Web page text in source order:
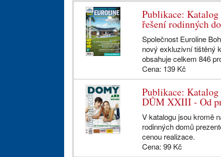
Publikace:
řešení rodinných
Společnost Euroline
nový exkluzivní tištěný
obsahuje celkem 846
Cena: 139 Kč
Publikace:
DŮM XXIII - Od
V katalogu jsou kromě
rodinných domů
cenou realizace.
Cena: 99 Kč